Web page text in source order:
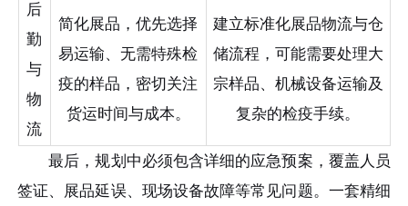
后
勤
与
物
流
简化展品，优先选择
易运输、无需特殊检
疫的样品，密切关注
货运时间与成本。
建立标准化展品物流与仓
储流程，可能需要处理大
宗样品、机械设备运输及
复杂的检疫手续。
最后，规划中必须包含详细的应急预案，覆盖人员
签证、展品延误、现场设备故障等常见问题。一套精细